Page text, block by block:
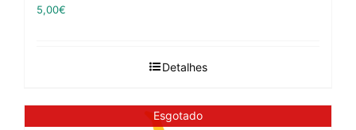
5,00€
Detalhes
Esgotado